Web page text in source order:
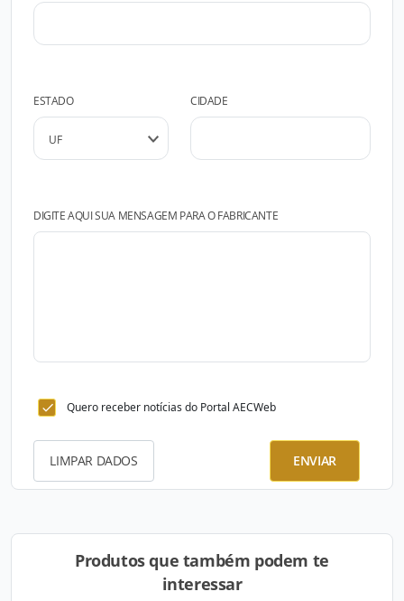
ESTADO CIDADE
DIGITE AQUI SUA MENSAGEM PARA O FABRICANTE
Quero receber notícias do Portal AECWeb
LIMPAR DADOS ENVIAR
Produtos que também podem te
interessar